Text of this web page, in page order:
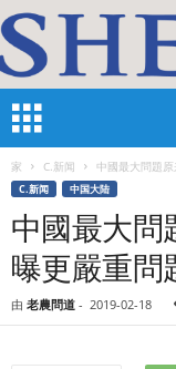
家 C.新闻 中國最大問題
C.新闻 中国大陆
中國最大問
曝更嚴重問
由 老農問道 - 2019-02-18